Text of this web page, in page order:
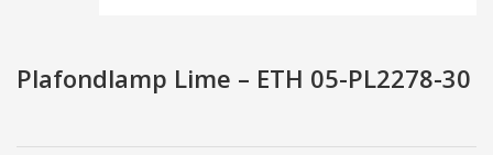
Plafondlamp Lime – ETH 05-PL2278-30